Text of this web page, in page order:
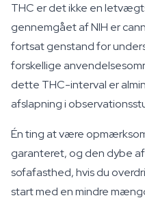
THC er det ikke en
gennemgået af NIH er
fortsat genstand for
forskellige
dette THC-interval er
afslapning i
Én ting at være
garanteret, og den dybe
sofafasthed, hvis du
start med en mindre